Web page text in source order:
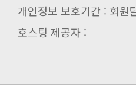
개인정보 보호기간 : 회원
호스팅 제공자 :